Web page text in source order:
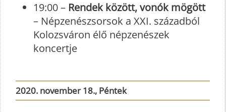
19:00 – Rendek között, vonók mögött
– Népzenészsorsok a XXI. századból
Kolozsváron élő népzenészek
koncertje
2020. november 18., Péntek